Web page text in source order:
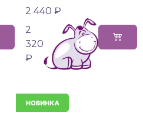
2 440 ₽
2
320
₽